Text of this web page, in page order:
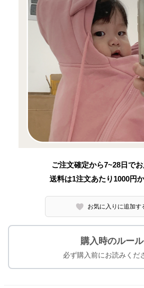
ご注文確定から7~28日で
送料は1注文あたり 1000円
お気に入りに追加す
購入時のルール
必ず購入前にお読みくだ